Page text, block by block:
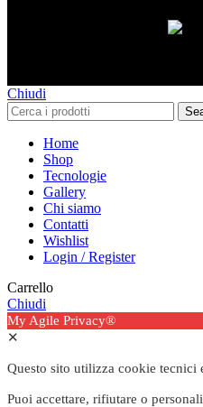
Chiudi
Home
Shop
Tecnologie
Gallery
Chi siamo
Contatti
Wishlist
Login / Register
Carrello
Chiudi
My Agile Privacy®
✕
Questo sito utilizza cookie tecnici
Puoi accettare, rifiutare o